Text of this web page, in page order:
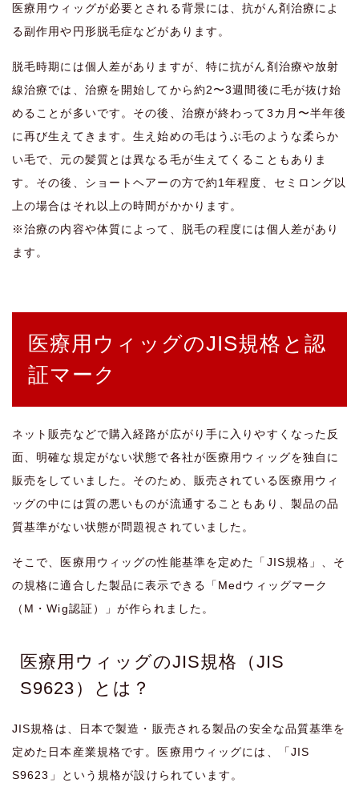
医療用ウィッグが必要とされる背景には、抗がん剤治療によ
る副作用や円形脱毛症などがあります。
脱毛時期には個人差がありますが、特に抗がん剤治療や放射
線治療では、治療を開始してから約2〜3週間後に毛が抜け始
めることが多いです。その後、治療が終わって3カ月〜半年後
に再び生えてきます。生え始めの毛はうぶ毛のような柔らか
い毛で、元の髪質とは異なる毛が生えてくることもありま
す。その後、ショートヘアーの方で約1年程度、セミロング以
上の場合はそれ以上の時間がかかります。
※治療の内容や体質によって、脱毛の程度には個人差があり
ます。
医療用ウィッグのJIS規格と認
証マーク
ネット販売などで購入経路が広がり手に入りやすくなった反
面、明確な規定がない状態で各社が医療用ウィッグを独自に
販売をしていました。そのため、販売されている医療用ウィ
ッグの中には質の悪いものが流通することもあり、製品の品
質基準がない状態が問題視されていました。
そこで、医療用ウィッグの性能基準を定めた「JIS規格」、そ
の規格に適合した製品に表示できる「Medウィッグマーク
（M・Wig認証）」が作られました。
医療用ウィッグのJIS規格（JIS
S9623）とは？
JIS規格は、日本で製造・販売される製品の安全な品質基準を
定めた日本産業規格です。医療用ウィッグには、「JIS
S9623」という規格が設けられています。